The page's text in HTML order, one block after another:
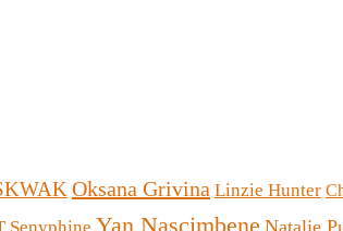
Oksana Grivina Linzie Hunter
Yan Nascimbene